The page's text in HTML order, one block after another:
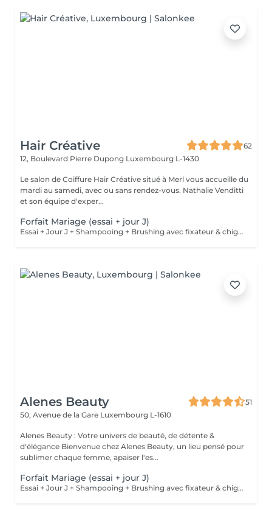
Hair Créative
62
12, Boulevard Pierre Dupong Luxembourg L-1430
Le salon de Coiffure Hair Créative situé à Merl vous accueille du
mardi au samedi, avec ou sans rendez-vous. Nathalie Venditti
et son équipe d'exper...
Forfait Mariage (essai + jour J)
Essai + Jour J + Shampooing + Brushing avec fixateur & chignon
Alenes Beauty
51
50, Avenue de la Gare Luxembourg L-1610
Alenes Beauty : Votre univers de beauté, de détente &
d'élégance Bienvenue chez Alenes Beauty, un lieu pensé pour
sublimer chaque femme, apaiser l'es...
Forfait Mariage (essai + jour J)
Essai + Jour J + Shampooing + Brushing avec fixateur & chignon